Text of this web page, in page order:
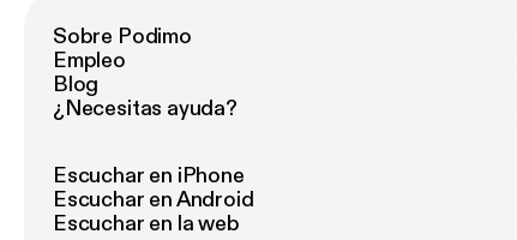
Sobre Podimo
Empleo
Blog
¿Necesitas ayuda?
Escuchar en iPhone
Escuchar en Android
Escuchar en la web